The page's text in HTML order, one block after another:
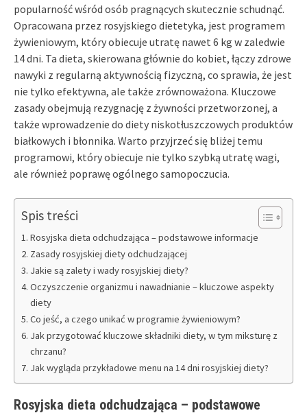
popularność wśród osób pragnących skutecznie schudnąć.
Opracowana przez rosyjskiego dietetyka, jest programem
żywieniowym, który obiecuje utratę nawet 6 kg w zaledwie
14 dni. Ta dieta, skierowana głównie do kobiet, łączy zdrowe
nawyki z regularną aktywnością fizyczną, co sprawia, że jest
nie tylko efektywna, ale także zrównoważona. Kluczowe
zasady obejmują rezygnację z żywności przetworzonej, a
także wprowadzenie do diety niskotłuszczowych produktów
białkowych i błonnika. Warto przyjrzeć się bliżej temu
programowi, który obiecuje nie tylko szybką utratę wagi,
ale również poprawę ogólnego samopoczucia.
Spis treści
Rosyjska dieta odchudzająca – podstawowe informacje
Zasady rosyjskiej diety odchudzającej
Jakie są zalety i wady rosyjskiej diety?
Oczyszczenie organizmu i nawadnianie – kluczowe aspekty
diety
Co jeść, a czego unikać w programie żywieniowym?
Jak przygotować kluczowe składniki diety, w tym miksturę z
chrzanu?
Jak wygląda przykładowe menu na 14 dni rosyjskiej diety?
Rosyjska dieta odchudzająca – podstawowe